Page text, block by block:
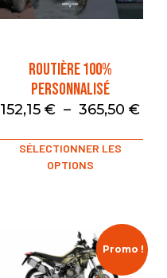
Routière 100%
Personnalisé
152,15 € – 365,50 €
SÉLECTIONNER LES
OPTIONS
Promo !